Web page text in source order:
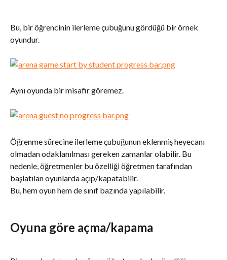
Bu, bir öğrencinin ilerleme çubuğunu gördüğü bir örnek
oyundur.
Aynı oyunda bir misafir göremez.
Öğrenme sürecine ilerleme çubuğunun eklenmiş heyecanı
olmadan odaklanılması gereken zamanlar olabilir. Bu
nedenle, öğretmenler bu özelliği öğretmen tarafından
başlatılan oyunlarda açıp/kapatabilir.
Bu, hem oyun hem de sınıf bazında yapılabilir.
Oyuna göre açma/kapama